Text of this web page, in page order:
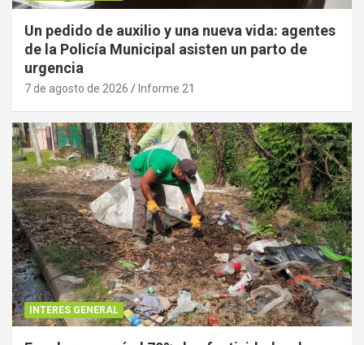
Un pedido de auxilio y una nueva vida: agentes
de la Policía Municipal asisten un parto de
urgencia
7 de agosto de 2026 Informe 21
INTERES GENERAL